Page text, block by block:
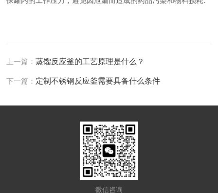
上一篇：蒸馏反应釜的工艺原理是什么？
下一篇： 定制不锈钢反应釜需要具备什么条件
微信咨询